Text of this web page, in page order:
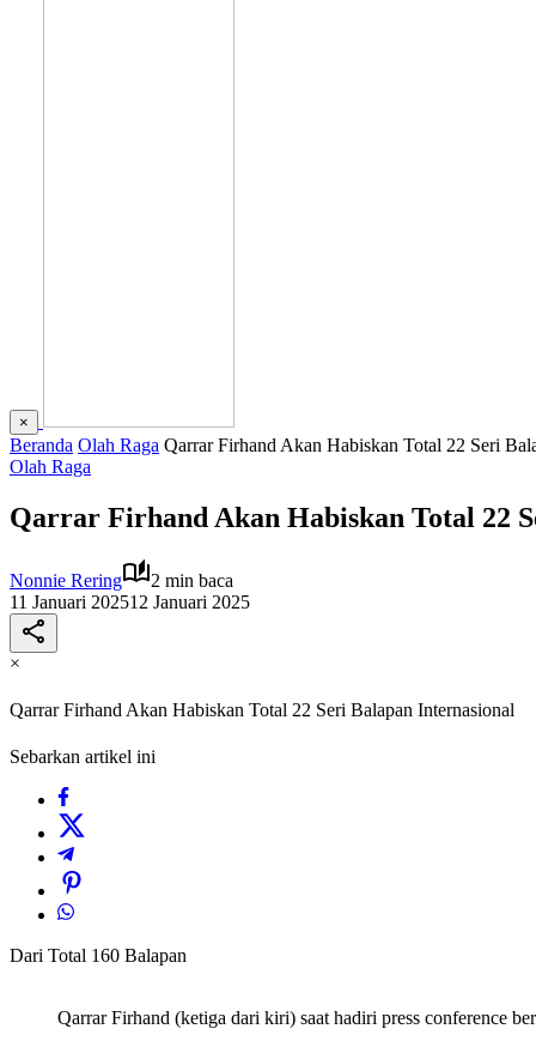
×
Beranda Olah Raga Qarrar Firhand Akan Habiskan Total 22 Seri
Olah Raga
Qarrar Firhand Akan Habiskan Total 22
Nonnie Rering
2 min baca
11 Januari 202512 Januari 2025
×
Qarrar Firhand Akan Habiskan Total 22 Seri Balapan Internasional
Sebarkan artikel ini
Dari Total 160 Balapan
Qarrar Firhand (ketiga dari kiri) saat hadiri press conference